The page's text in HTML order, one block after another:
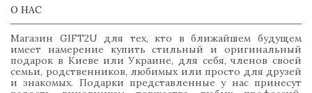
О НАС
Магазин GIFT2U для тех, кто в ближайшем будущем
имеет намерение купить стильный и оригинальный
подарок в Киеве или Украине, для себя, членов своей
семьи, родственников, любимых или просто для друзей
и знакомых. Подарки представленные у нас принесут